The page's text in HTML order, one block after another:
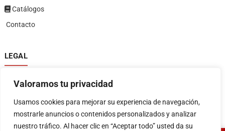
Valoramos tu privacidad
Usamos cookies para mejorar su experiencia de navegación,
mostrarle anuncios o contenidos personalizados y analizar
nuestro tráfico. Al hacer clic en “Aceptar todo” usted da su
Catálogos
Contacto
LEGAL
Política de privacidad
Política de devoluciones y reembolsos
Términos y condiciones